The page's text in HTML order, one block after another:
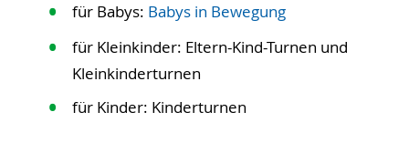
für Babys: Babys in Bewegung
für Kleinkinder: Eltern-Kind-Turnen und
Kleinkinderturnen
für Kinder: Kinderturnen